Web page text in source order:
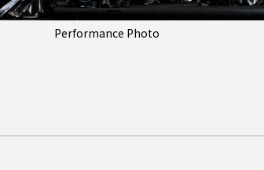
Performance Photo